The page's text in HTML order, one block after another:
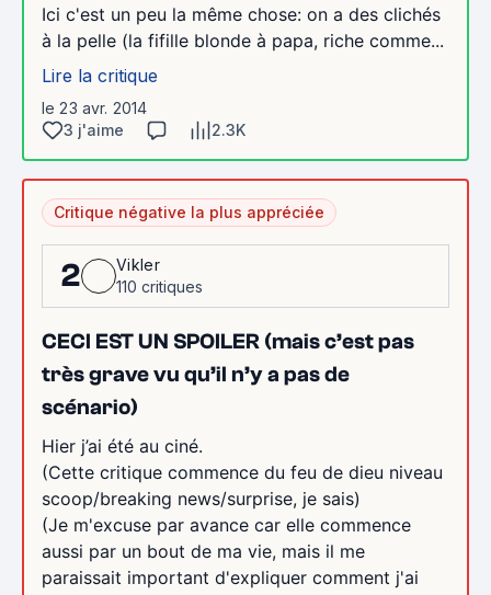
Ici c'est un peu la même chose: on a des clichés
à la pelle (la fifille blonde à papa, riche comme...
Lire la critique
le 23 avr. 2014
3 j'aime
2.3K
Critique négative la plus appréciée
2
Vikler
110 critiques
CECI EST UN SPOILER (mais c’est pas
très grave vu qu’il n’y a pas de
scénario)
Hier j’ai été au ciné.
(Cette critique commence du feu de dieu niveau
scoop/breaking news/surprise, je sais)
(Je m'excuse par avance car elle commence
aussi par un bout de ma vie, mais il me
paraissait important d'expliquer comment j'ai